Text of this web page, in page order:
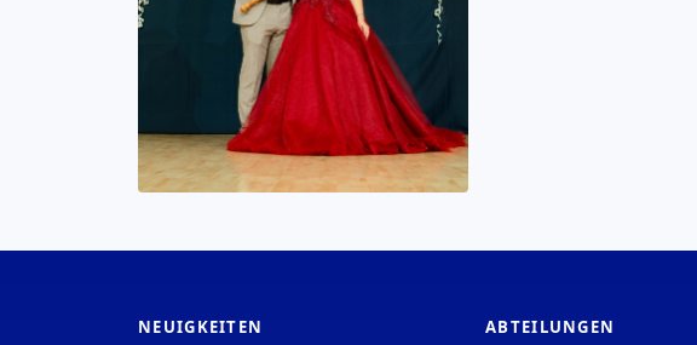
NEUIGKEITEN ABTEILUNGEN